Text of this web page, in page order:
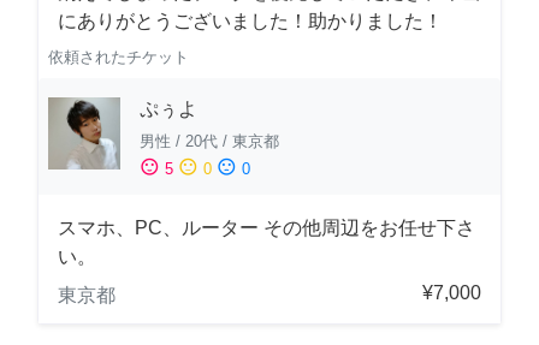
にありがとうございました！助かりました！
依頼されたチケット
ぷぅよ
男性 / 20代 / 東京都
sentiment_satisfied 5 sentiment_neutral 0 sentiment_dissatisfied 0
スマホ、PC、ルーター その他周辺をお任せ下さ
い。
東京都
¥7,000